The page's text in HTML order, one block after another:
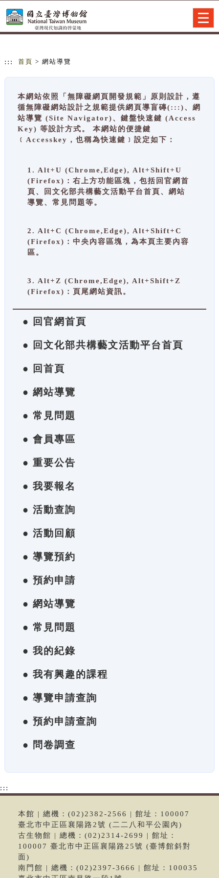
::: 首頁 > 網站導覽
本網站依照「無障礙網頁開發規範」原則設計，遵
循無障礙網站設計之規範提供網頁導盲磚(:::)、網
站導覽 (Site Navigator)、鍵盤快速鍵 (Access
Key) 等設計方式。 本網站的便捷鍵
﹝Accesskey，也稱為快速鍵﹞設定如下：
1. Alt+U (Chrome,Edge), Alt+Shift+U
(Firefox)：右上方功能區塊，包括回官網首
頁、回文化部共構藝文活動平台首頁、網站
導覽、常見問題等。
2. Alt+C (Chrome,Edge), Alt+Shift+C
(Firefox)：中央內容區塊，為本頁主要內容
區。
3. Alt+Z (Chrome,Edge), Alt+Shift+Z
(Firefox)：頁尾網站資訊。
● 回官網首頁
● 回文化部共構藝文活動平台首頁
● 回首頁
● 網站導覽
● 常見問題
● 會員專區
● 重要公告
● 我要報名
● 活動查詢
● 活動回顧
● 導覽預約
● 預約申請
● 網站導覽
● 常見問題
● 我的紀錄
● 我有興趣的課程
● 導覽申請查詢
● 預約申請查詢
● 問卷調查
:::
本館 | 總機：(02)2382-2566 | 館址：100007
臺北市中正區襄陽路2號 (二二八和平公園內)
古生物館 | 總機：(02)2314-2699 | 館址：
100007 臺北市中正區襄陽路25號 (臺博館斜對
面)
南門館 | 總機：(02)2397-3666 | 館址：100035